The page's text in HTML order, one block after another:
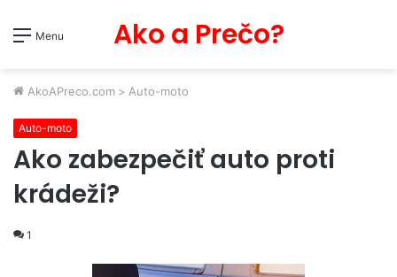
Menu Ako a Prečo?
AkoAPreco.com > Auto-moto
Auto-moto
Ako zabezpečiť auto proti
krádeži?
1